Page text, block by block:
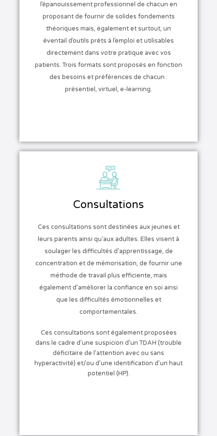
l’épanouissement professionnel de chacun en
proposant de fournir de solides fondements
théoriques mais, également et surtout, un
éventail d’outils prêts à l’emploi et utilisables
directement dans votre pratique avec vos
patients. Trois formats sont proposés en fonction
des besoins et préférences de chacun :
présentiel, virtuel, e-learning.
Consultations
Ces consultations sont destinées aux jeunes et
leurs parents ainsi qu'aux adultes. Elles visent à
soulager les difficultés d’apprentissage, de
concentration et de mémorisation, de fournir une
méthode de travail plus efficiente, mais
également d’améliorer la confiance en soi ainsi
que les difficultés émotionnelles et
comportementales.
Ces consultations sont également proposées
dans le cadre d’une suspicion d’un TDAH (trouble
déficitaire de l’attention avec ou sans
hyperactivité) et/ou d’une identification d’un haut
potentiel (HP).